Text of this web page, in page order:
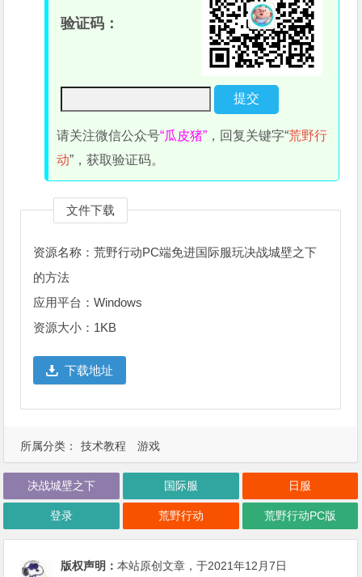
验证码：
请关注微信公众号“瓜皮猪” ，回复关键字“荒野行
动”，获取验证码。
文件下载
资源名称：荒野行动PC端免进国际服玩决战城壁之下
的方法
应用平台：Windows
资源大小：1KB
下载地址
所属分类： 技术教程 游戏
决战城壁之下 国际服 日服
登录 荒野行动 荒野行动PC版
版权声明：本站原创文章，于2021年12月7日